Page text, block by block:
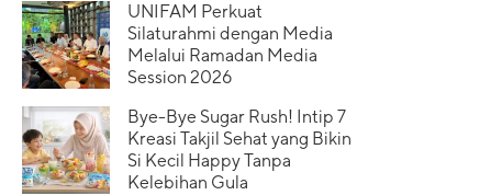
UNIFAM Perkuat
Silaturahmi dengan Media
Melalui Ramadan Media
Session 2026
Bye-Bye Sugar Rush! Intip 7
Kreasi Takjil Sehat yang Bikin
Si Kecil Happy Tanpa
Kelebihan Gula